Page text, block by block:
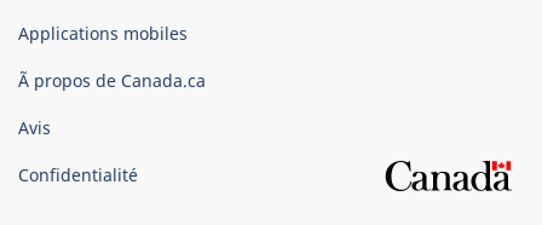
gouvernement
Canada
Applications mobiles
Ã propos de Canada.ca
Avis
Confidentialité